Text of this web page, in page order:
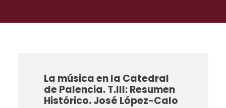
La música en la Catedral
de Palencia. T.III: Resumen
Histórico. José López-Calo